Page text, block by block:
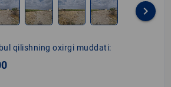
keyboard_arrow_right
qilishning oxirgi muddati: